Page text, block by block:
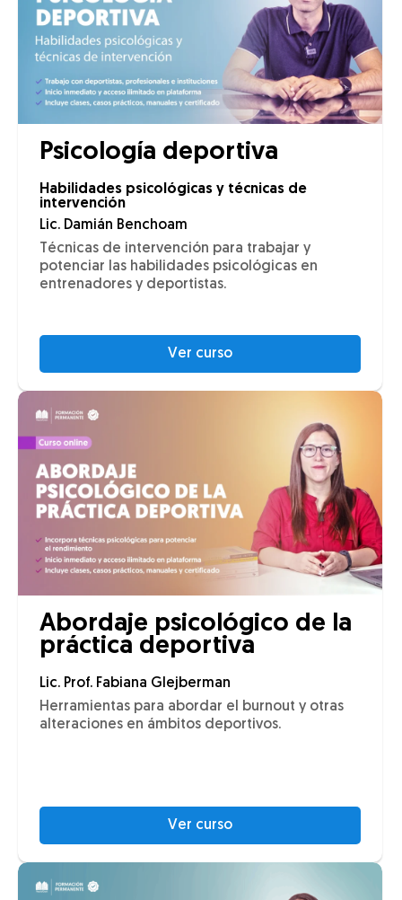
Psicología deportiva
Habilidades psicológicas y técnicas de
intervención
Lic. Damián Benchoam
Técnicas de intervención para trabajar y
potenciar las habilidades psicológicas en
entrenadores y deportistas.
Ver curso
Abordaje psicológico de la
práctica deportiva
Lic. Prof. Fabiana Glejberman
Herramientas para abordar el burnout y otras
alteraciones en ámbitos deportivos.
Ver curso